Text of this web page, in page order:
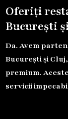
Oferiți
București
Da. Avem
București și
premium.
servicii